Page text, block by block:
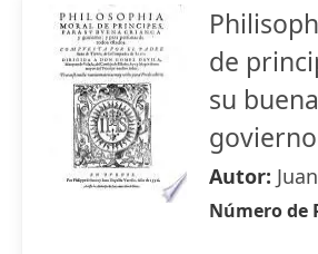
de
su
Autor:
Número de